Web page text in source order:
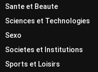
Sante et Beaute
Sciences et Technologies
Sexo
Societes et Institutions
Sports et Loisirs